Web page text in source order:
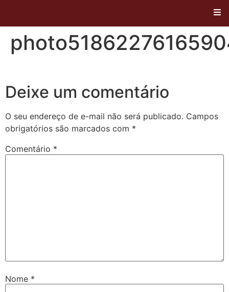
Deixe um comentário
O seu endereço de e-mail não será publicado. Campos
obrigatórios são marcados com *
Comentário *
Nome *